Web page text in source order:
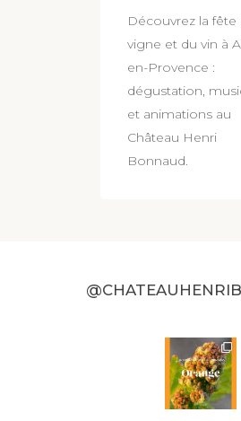
Découvrez la fête
vigne et du vin à
en-Provence :
dégustation,
et animations au
Château Henri
Bonnaud.